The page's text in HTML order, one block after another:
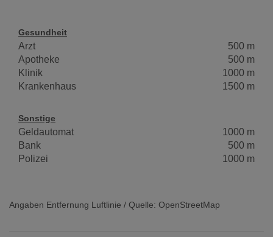
Gesundheit
Arzt
500 m
Apotheke
500 m
Klinik
1000 m
Krankenhaus
1500 m
Sonstige
Geldautomat
1000 m
Bank
500 m
Polizei
1000 m
Angaben Entfernung Luftlinie / Quelle: OpenStreetMap